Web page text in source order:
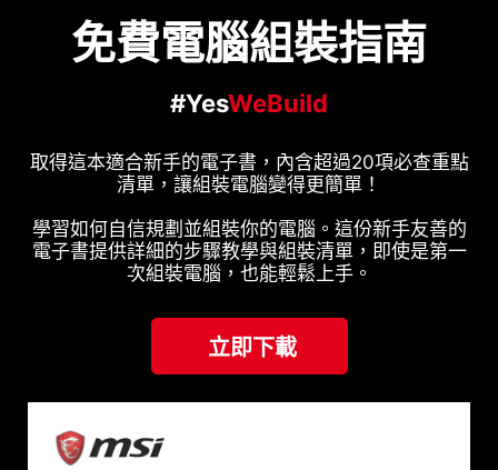
免費電腦組裝指南
#YesWeBuild
取得這本適合新手的電子書，內含超過20項必查重點
清單，讓組裝電腦變得更簡單！
學習如何自信規劃並組裝你的電腦。這份新手友善的
電子書提供詳細的步驟教學與組裝清單，即使是第一
次組裝電腦，也能輕鬆上手。
立即下載